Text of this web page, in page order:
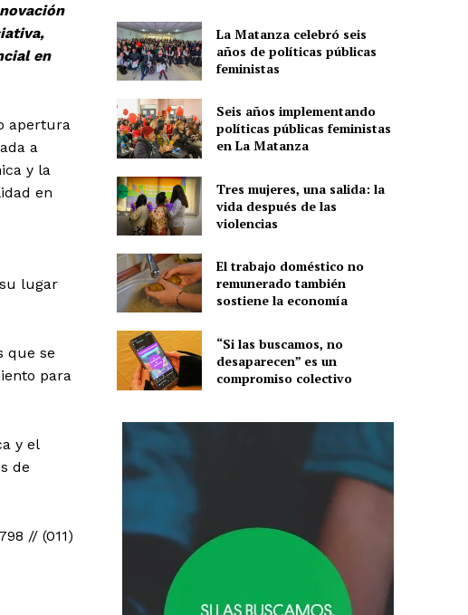
en
apertura
a
y la
en
lugar
que se
para
y el
de
// (011)
La Matanza celebró seis
años de políticas públicas
feministas
Seis años implementando
políticas públicas feministas
en La Matanza
Tres mujeres, una salida: la
vida después de las
violencias
El trabajo doméstico no
remunerado también
sostiene la economía
“Si las buscamos, no
desaparecen” es un
compromiso colectivo